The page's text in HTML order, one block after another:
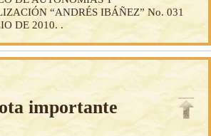
“ANDRÉS IBÁÑEZ” No. 031
DE 2010. .
importante